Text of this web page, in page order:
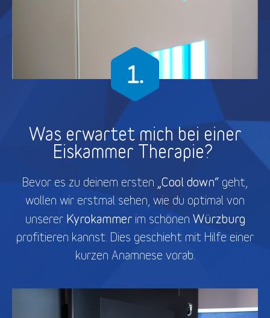
Was erwartet mich bei einer
Eiskammer Therapie?
Bevor es zu deinem ersten „Cool down“ geht,
wollen wir erstmal sehen, wie du optimal von
unserer Kyrokammerim schönen Würzburg
profitieren kannst. Dies geschieht mit Hilfe einer
kurzen Anamnese vorab.